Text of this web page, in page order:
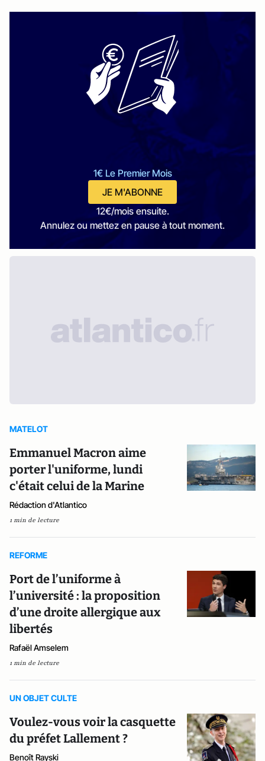
1€ Le Premier Mois
JE M'ABONNE
12€/mois ensuite.
Annulez ou mettez en pause à tout moment.
MATELOT
Emmanuel Macron aime
porter l'uniforme, lundi
c'était celui de la Marine
Rédaction d'Atlantico
1 min de lecture
REFORME
Port de l’uniforme à
l’université : la proposition
d’une droite allergique aux
libertés
Rafaël Amselem
1 min de lecture
UN OBJET CULTE
Voulez-vous voir la casquette
du préfet Lallement ?
Benoît Rayski